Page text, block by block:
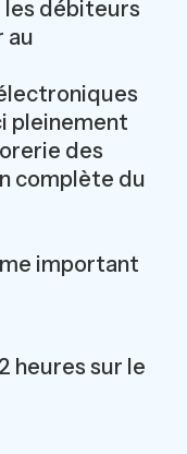
débiteurs
au
pleinement
des
complète du
important
heures sur le